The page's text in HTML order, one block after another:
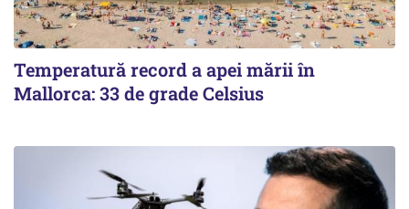
Temperatură record a apei mării în
Mallorca: 33 de grade Celsius